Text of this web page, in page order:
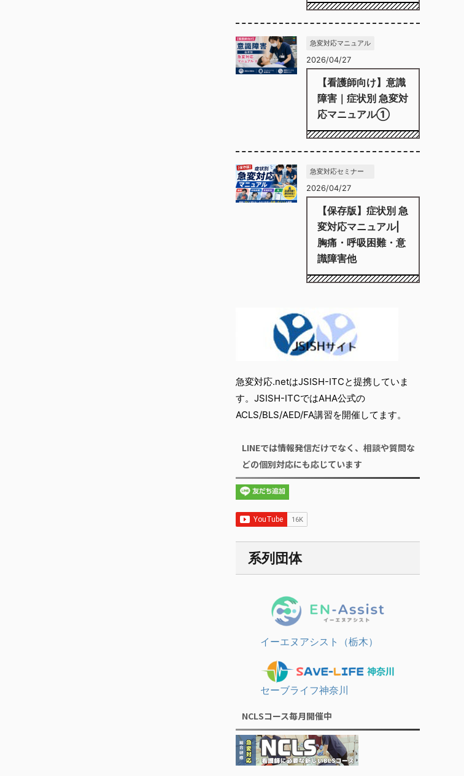
急変対応マニュアル
2026/04/27
【看護師向け】意識
障害｜症状別 急変対
応マニュアル①
急変対応セミナー
2026/04/27
【保存版】症状別 急
変対応マニュアル|
胸痛・呼吸困難・意
識障害他
急変対応.netはJSISH-ITCと提携していま
す。JSISH-ITCではAHA公式の
ACLS/BLS/AED/FA講習を開催してます。
LINEでは情報発信だけでなく、相談や質問な
どの個別対応にも応じています
系列団体
イーエヌアシスト（栃木）
セーブライフ神奈川
NCLSコース毎月開催中